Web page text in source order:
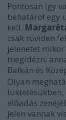
Pontosan így
behatárol egy
kell.
csak röviden
jelenetet
megidézni
Balkán és
Olyan
előadás
jelen vannak